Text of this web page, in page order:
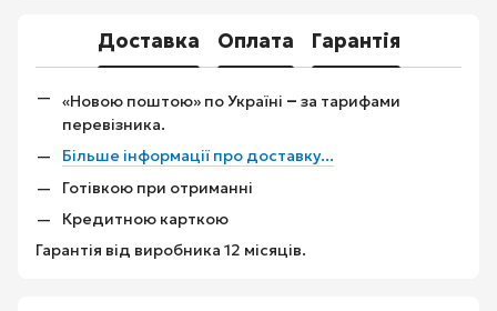
Доставка Оплата Гарантія
«Новою поштою» по Україні – за тарифами
перевізника.
Більше інформації про доставку...
Готівкою при отриманні
Кредитною карткою
Гарантія від виробника 12 місяців.